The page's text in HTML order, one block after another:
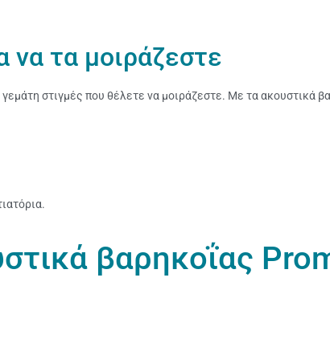
να τα μοιράζεστε
γεμάτη στιγμές που θέλετε να μοιράζεστε. Με τα
βαρηκοΐας